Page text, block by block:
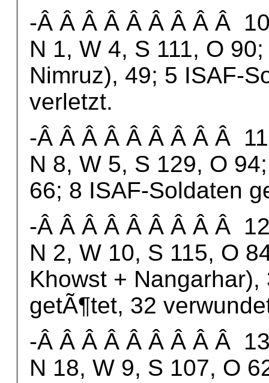
-Â Â Â Â Â Â Â Â Â
N 1, W 4, S 111, O
Nimruz), 49; 5 ISAF-
verletzt.
-Â Â Â Â Â Â Â Â Â
N 8, W 5, S 129, O
66; 8 ISAF-Soldaten
-Â Â Â Â Â Â Â Â Â
N 2, W 10, S 115, O
Khowst +
getÃ¶tet, 32
-Â Â Â Â Â Â Â Â Â
N 18, W 9, S 107, O